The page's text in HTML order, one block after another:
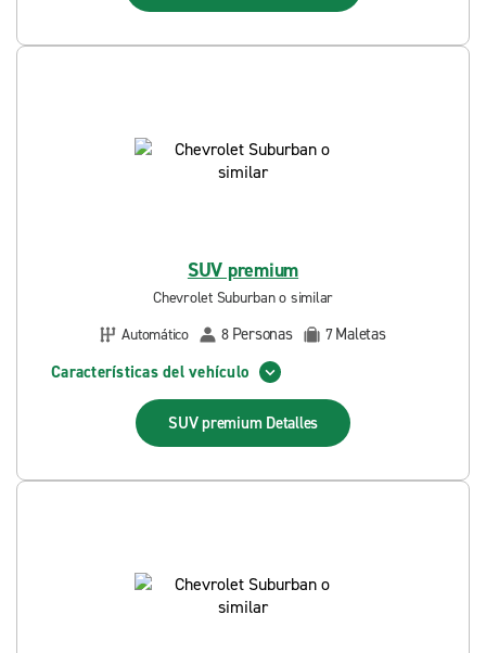
SUV premium
Chevrolet Suburban o similar
Automático
8 Personas 7Maletas
Características del vehículo
SUV premium Detalles